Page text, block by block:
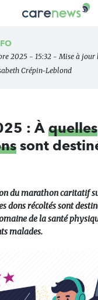
Carenews,
des
acteurs
2025 - 15:32 - Mise à jour
Crépin-Leblond
: À quelles
sont
du marathon caritatif
dons récoltés sont
de la santé
malades.